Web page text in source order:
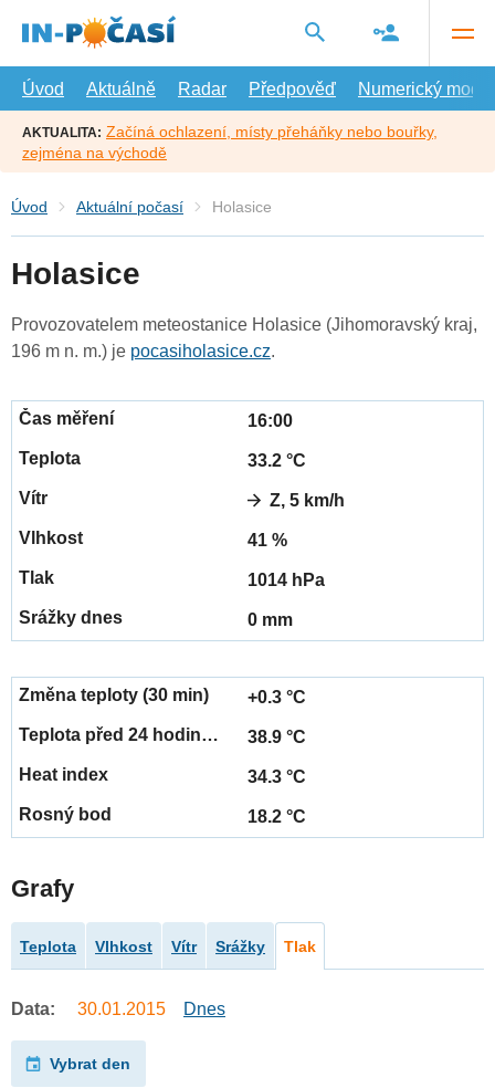
hlavní
Úvod
Aktuálně Radar Předpověď Numerický model
AKTUALITA: Začíná ochlazení, místy přeháňky nebo bouřky,
zejména na východě
Úvod Aktuální počasí Holasice
Holasice
Provozovatelem meteostanice Holasice (Jihomoravský kraj,
196 m n. m.) je pocasiholasice.cz.
16:00
33.2 °C
Z, 5 km/h
41 %
1014 hPa
0 mm
+0.3 °C
38.9 °C
34.3 °C
18.2 °C
Grafy
Teplota Vlhkost Vítr Srážky Tlak
Data: 30.01.2015 Dnes
Vybrat den